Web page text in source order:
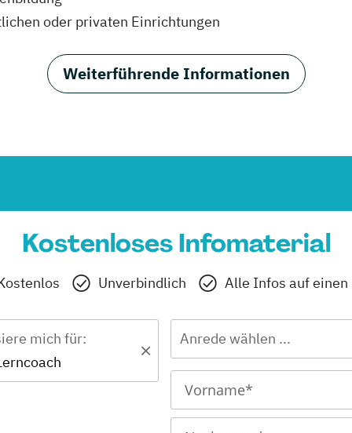
oder privaten Einrichtungen
Weiterführende Informationen
Kostenloses Infomaterial
Unverbindlich Alle Infos auf einen
mich für:
Anrede wählen ...